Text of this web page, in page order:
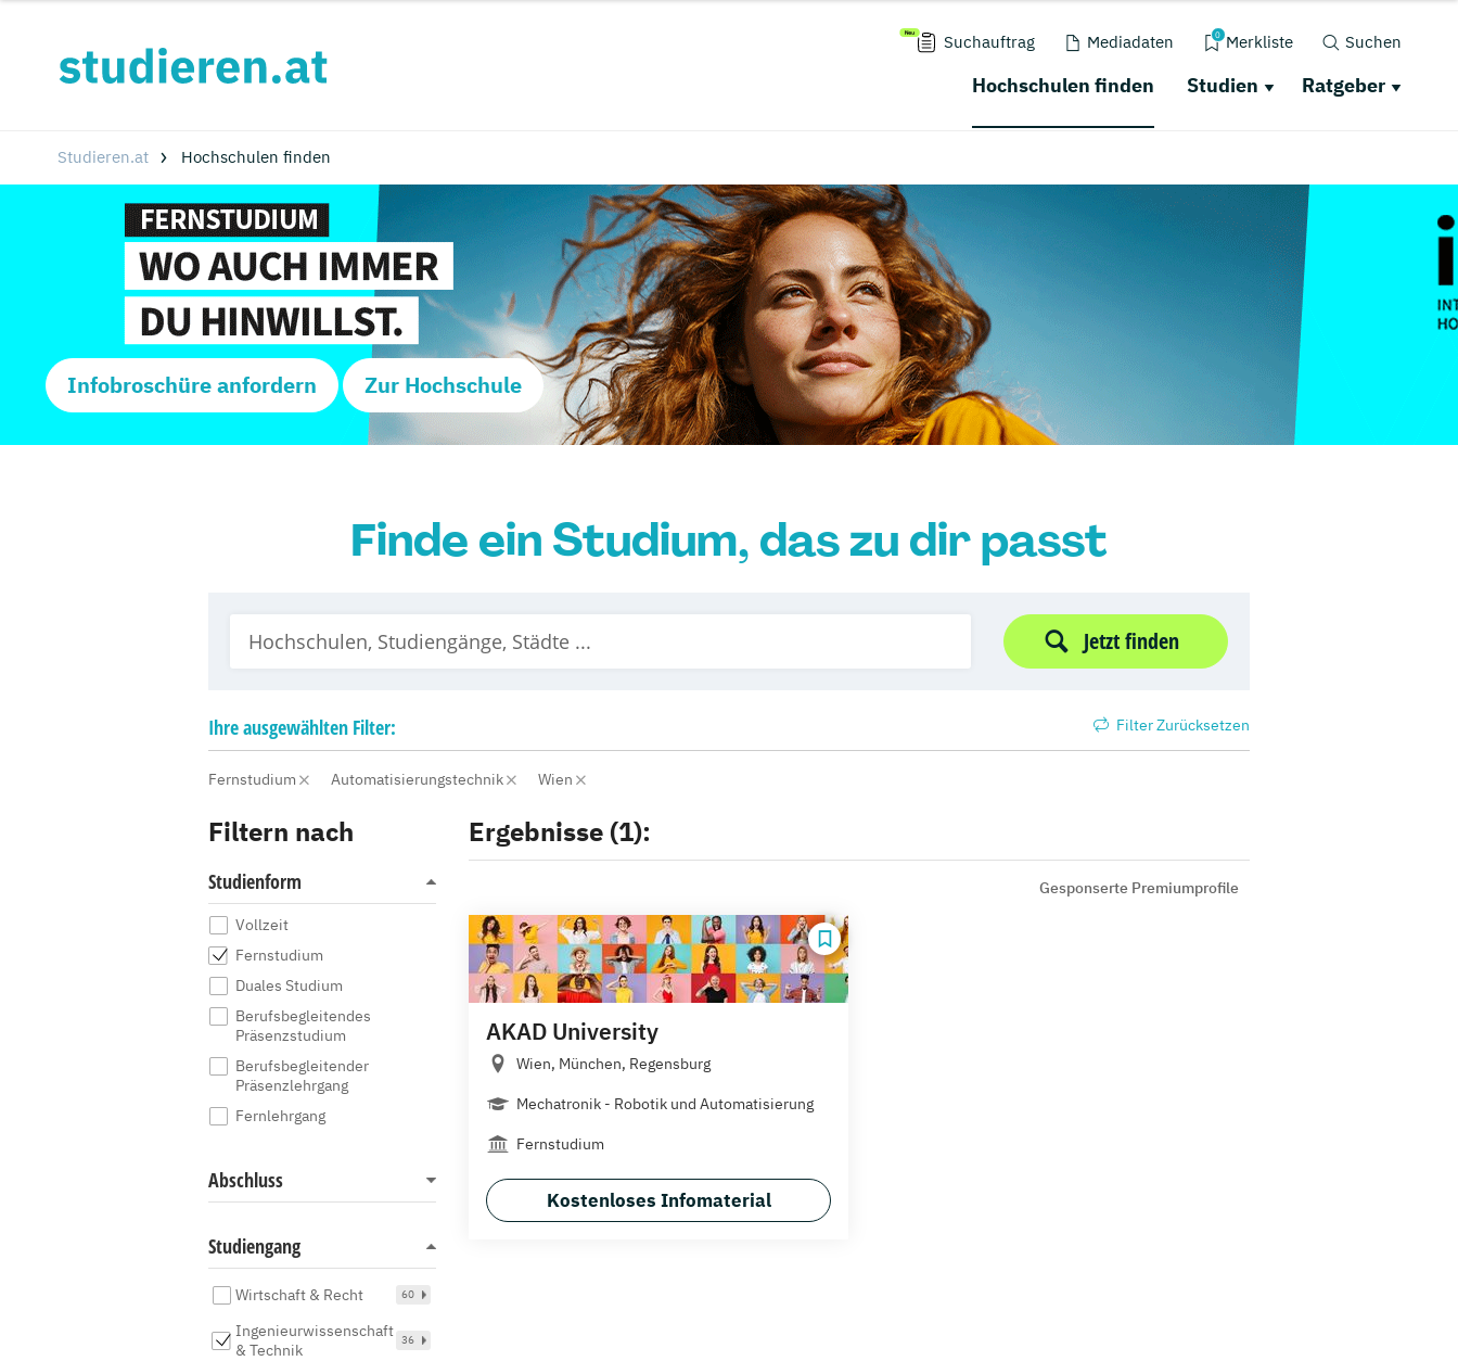
Suchauftrag Mediadaten 0 Merkliste Suchen
Hochschulen finden Studien Ratgeber
Studieren.at Hochschulen finden
Infobroschüre anfordern Zur Hochschule
Finde ein Studium, das zu dir passt
Jetzt finden
Ihreausgewählten Filter: Filter Zurücksetzen
Fernstudium Automatisierungstechnik Wien
Filtern nach
Studienform
Vollzeit
Fernstudium
Duales Studium
Berufsbegleitendes
Präsenzstudium
Berufsbegleitender
Präsenzlehrgang
Fernlehrgang
Abschluss
Studiengang
Wirtschaft & Recht 60
Ingenieurwissenschaft
& Technik
36
Ergebnisse (1):
Gesponserte Premiumprofile
AKAD University
Wien, München, Regensburg
Mechatronik - Robotik und Automatisierung
Fernstudium
Kostenloses Infomaterial